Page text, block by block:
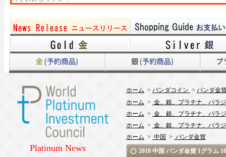
Platinum News
ホーム > パンダコイン > パンダ金
ホーム > 金、銀、プラチナ、パラ
ホーム > 金、銀、プラチナ、パラ
ホーム > 金、銀、プラチナ、パラ
ホーム > 中国 > パンダ金貨
2018 中国 パンダ金貨 1グラム